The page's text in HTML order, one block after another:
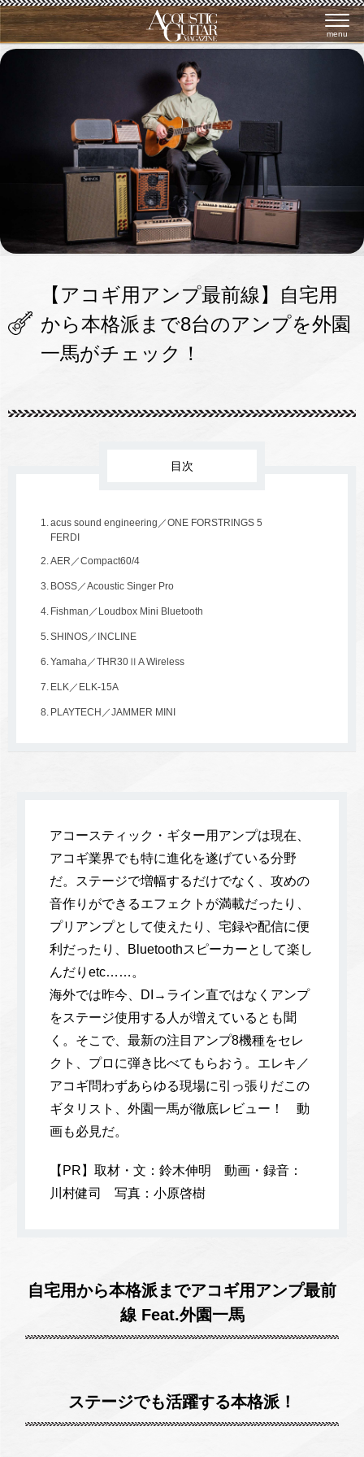
menu
【アコギ用アンプ最前線】自宅用
から本格派まで8台のアンプを外園
一馬がチェック！
目次
acus sound engineering／ONE FORSTRINGS 5
FERDI
AER／Compact60/4
BOSS／Acoustic Singer Pro
Fishman／Loudbox Mini Bluetooth
SHINOS／INCLINE
Yamaha／THR30ⅡA Wireless
ELK／ELK-15A
PLAYTECH／JAMMER MINI
アコースティック・ギター用アンプは現在、
アコギ業界でも特に進化を遂げている分野
だ。ステージで増幅するだけでなく、攻めの
音作りができるエフェクトが満載だったり、
プリアンプとして使えたり、宅録や配信に便
利だったり、Bluetoothスピーカーとして楽し
んだりetc……。
海外では昨今、DI→ライン直ではなくアンプ
をステージ使用する人が増えているとも聞
く。そこで、最新の注目アンプ8機種をセレ
クト、プロに弾き比べてもらおう。エレキ／
アコギ問わずあらゆる現場に引っ張りだこの
ギタリスト、外園一馬が徹底レビュー！ 動
画も必見だ。
【PR】取材・文：鈴木伸明 動画・録音：
川村健司 写真：小原啓樹
自宅用から本格派までアコギ用アンプ最前
線 Feat.外園一馬
ステージでも活躍する本格派！